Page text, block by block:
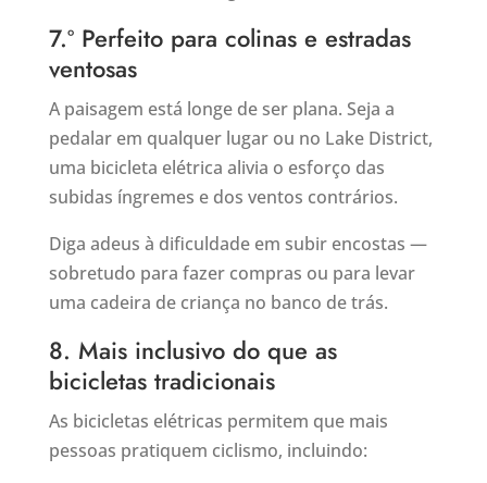
7.º Perfeito para colinas e estradas
ventosas
A paisagem está longe de ser plana. Seja a
pedalar em qualquer lugar ou no Lake District,
uma bicicleta elétrica alivia o esforço das
subidas íngremes e dos ventos contrários.
Diga adeus à dificuldade em subir encostas —
sobretudo para fazer compras ou para levar
uma cadeira de criança no banco de trás.
8. Mais inclusivo do que as
bicicletas tradicionais
As bicicletas elétricas permitem que mais
pessoas pratiquem ciclismo, incluindo: